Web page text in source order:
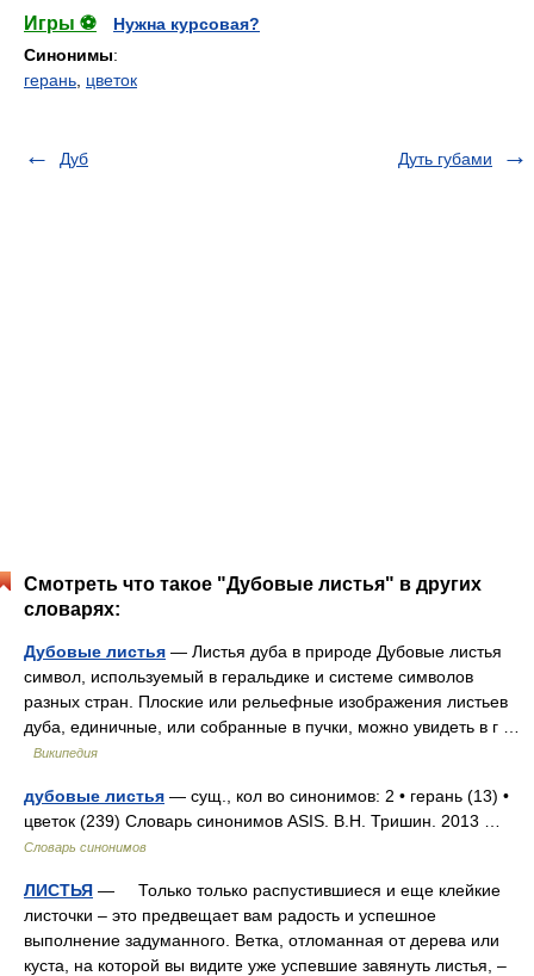
Игры ⚽
Нужна курсовая?
Синонимы:
герань цветок
Дуб Дуть губами
Смотреть что такое "Дубовые листья" в других
словарях:
Дубовые листья — Листья дуба в природе Дубовые листья
символ, используемый в геральдике и системе символов
разных стран. Плоские или рельефные изображения листьев
дуба, единичные, или собранные в пучки, можно увидеть в г …
Википедия
дубовые листья — сущ., кол во синонимов: 2 • герань (13) •
цветок (239) Словарь синонимов ASIS. В.Н. Тришин. 2013 …
Словарь синонимов
ЛИСТЬЯ — Только только распустившиеся и еще клейкие
листочки – это предвещает вам радость и успешное
выполнение задуманного. Ветка, отломанная от дерева или
куста, на которой вы видите уже успевшие завянуть листья, –